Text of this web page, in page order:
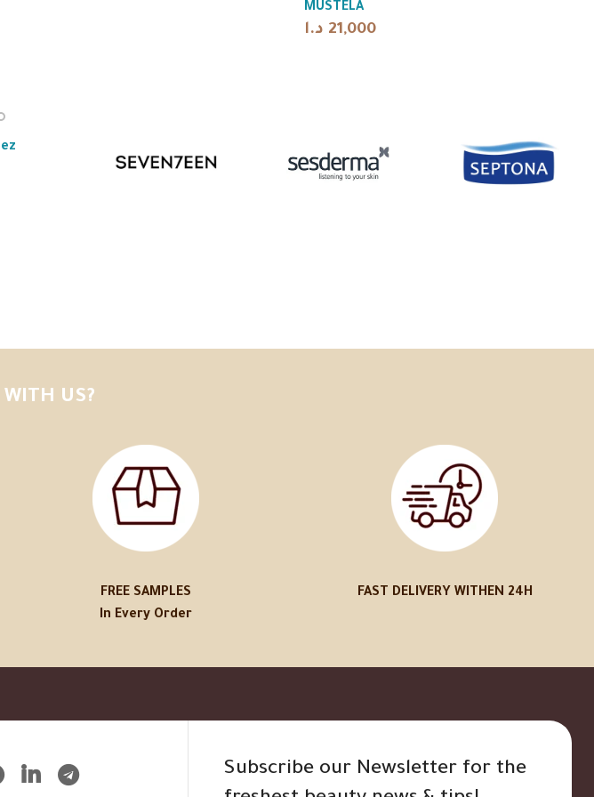
official supplier label before publishing.
MUSTELA
21,000 د.ا
US?
FREE SAMPLES
In Every Order
FAST DELIVERY WITHEN 24H
Subscribe our Newsletter for the